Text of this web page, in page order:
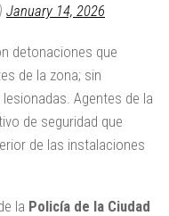
January 14, 2026
detonaciones que
de la zona; sin
Agentes de la
de seguridad que
de las instalaciones
la Policía de la Ciudad